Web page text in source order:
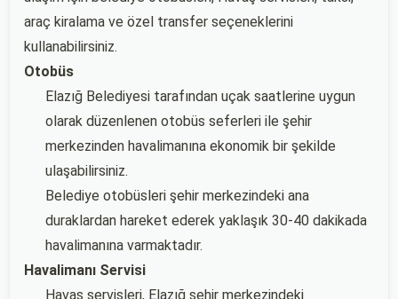
araç kiralama ve özel transfer seçeneklerini
kullanabilirsiniz.
Otobüs
Elazığ Belediyesi tarafından uçak saatlerine uygun
olarak düzenlenen otobüs seferleri ile şehir
merkezinden havalimanına ekonomik bir şekilde
ulaşabilirsiniz.
Belediye otobüsleri şehir merkezindeki ana
duraklardan hareket ederek yaklaşık 30-40 dakikada
havalimanına varmaktadır.
Havalimanı Servisi
Havaş servisleri, Elazığ şehir merkezindeki